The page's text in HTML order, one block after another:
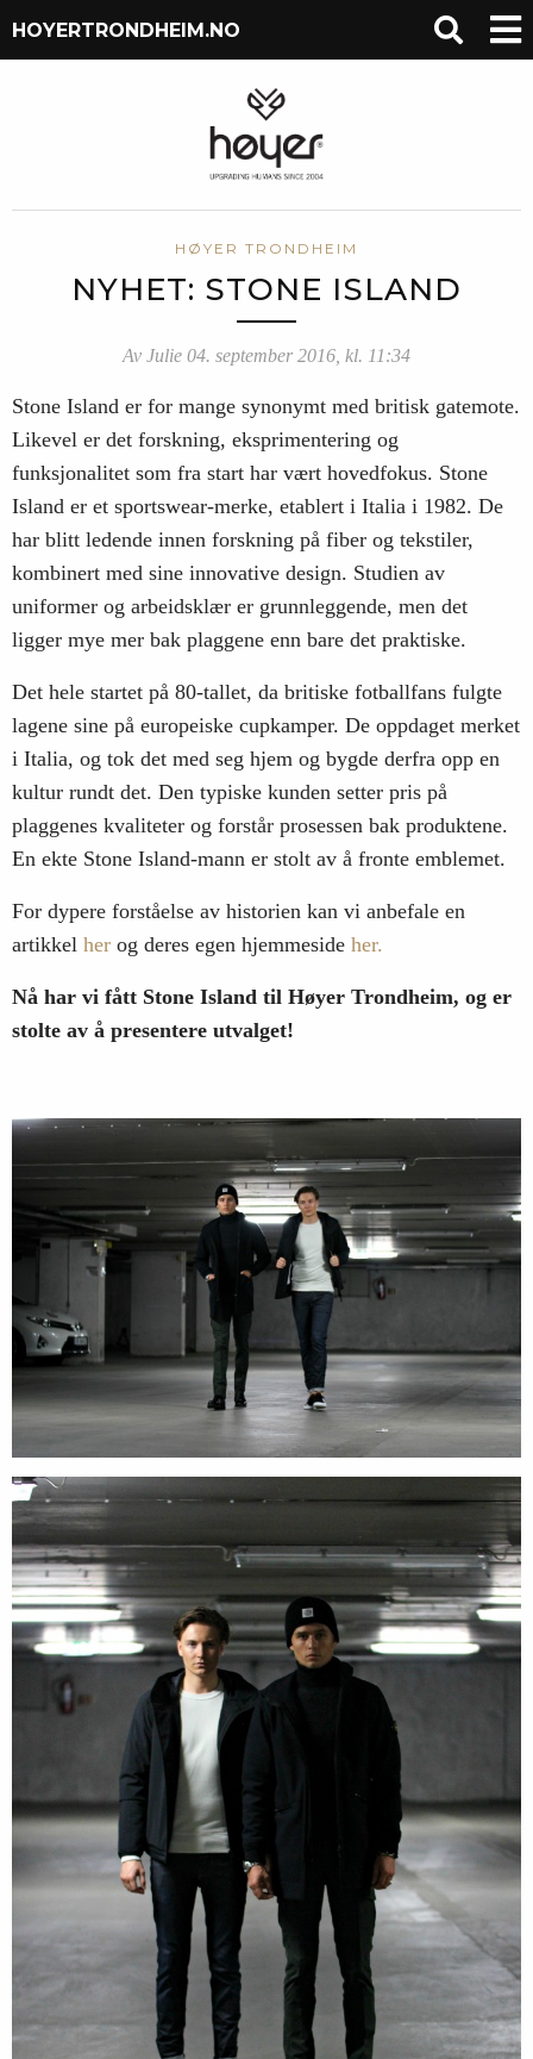
HOYERTRONDHEIM.NO
HØYER TRONDHEIM
NYHET: STONE ISLAND
Av Julie 04. september 2016, kl. 11:34
Stone Island er for mange synonymt med britisk gatemote.
Likevel er det forskning, eksprimentering og
funksjonalitet som fra start har vært hovedfokus. Stone
Island er et sportswear-merke, etablert i Italia i 1982. De
har blitt ledende innen forskning på fiber og tekstiler,
kombinert med sine innovative design. Studien av
uniformer og arbeidsklær er grunnleggende, men det
ligger mye mer bak plaggene enn bare det praktiske.
Det hele startet på 80-tallet, da britiske fotballfans fulgte
lagene sine på europeiske cupkamper. De oppdaget merket
i Italia, og tok det med seg hjem og bygde derfra opp en
kultur rundt det. Den typiske kunden setter pris på
plaggenes kvaliteter og forstår prosessen bak produktene.
En ekte Stone Island-mann er stolt av å fronte emblemet.
For dypere forståelse av historien kan vi anbefale en
artikkel her og deres egen hjemmeside her.
Nå har vi fått Stone Island til Høyer Trondheim, og er
stolte av å presentere utvalget!